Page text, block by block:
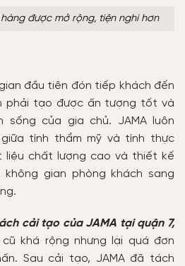
được mở rộng, tiện nghi hơn
đầu tiên đón tiếp khách đến
phải tạo được ấn tượng tốt và
sống của gia chủ. JAMA luôn
tính thẩm mỹ và tính thực
liệu chất lượng cao và thiết kế
gian phòng khách sang
cải tạo của JAMA tại quận 7,
cũ khá rộng nhưng lại quá đơn
Sau cải tạo, JAMA đã tách